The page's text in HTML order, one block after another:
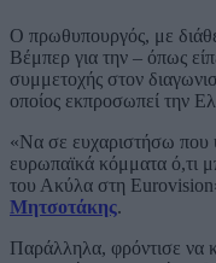
Ο πρωθυπουργός, με
Βέμπερ για την – όπως
συμμετοχής στον
οποίος εκπροσωπεί την
«Να σε ευχαριστήσω που
ευρωπαϊκά κόμματα ό,τι
του Ακύλα στη
Μητσοτάκης.
Παράλληλα, φρόντισε να